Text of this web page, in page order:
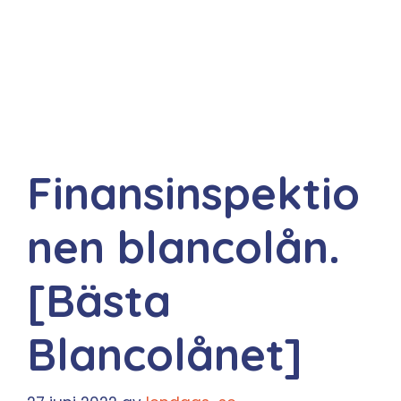
Finansinspektio
nen blancolån.
[Bästa
Blancolånet]